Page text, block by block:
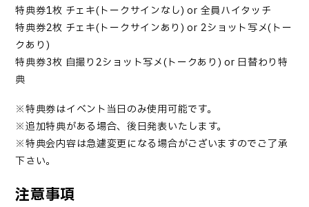
特典券1枚 チェキ(トークサインなし) or 全員ハイタッチ
特典券2枚 チェキ(トークサインあり) or 2ショット写メ( トー
クあり)
特典券3枚 自撮り 2ショット写メ(トークあり) or 日替わり特
典
※特典券はイベント当日のみ使用可能です。
※追加特典がある場合、後日発表いたします。
※特典会内容は急遽変更になる場合がございますのでご了承
下さい。
注意事項